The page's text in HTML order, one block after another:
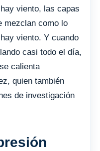
viento, las capas
mezclan como lo
viento. Y cuando
casi todo el día,
calienta
quien también
de investigación